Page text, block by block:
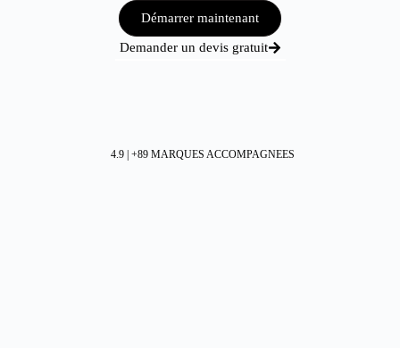
Démarrer maintenant
Demander un devis gratuit
4.9 | +89 MARQUES ACCOMPAGNEES